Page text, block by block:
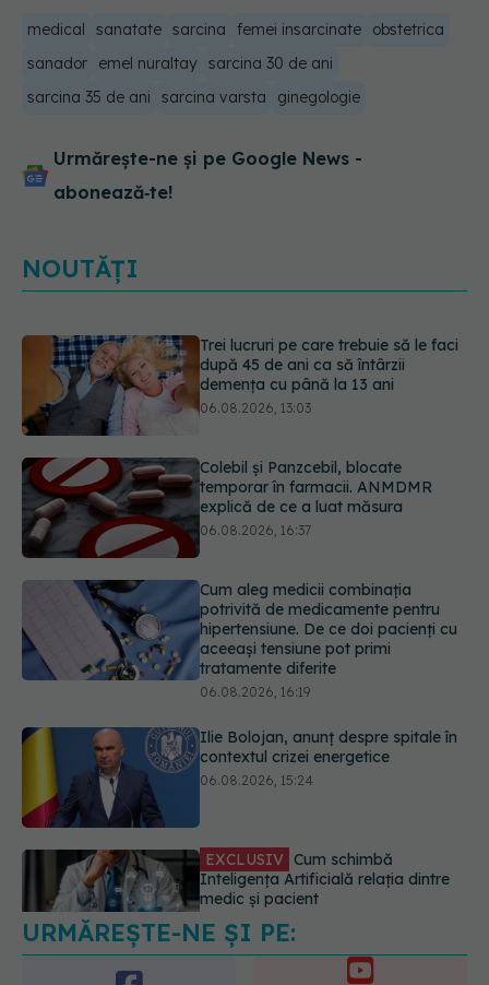
medical sanatate sarcina femei insarcinate
obstetrica
sanador
emel nuraltay sarcina 30 de ani
sarcina 35 de ani
sarcina varsta ginegologie
Urmărește-ne și pe Google News -
abonează‑te!
NOUTĂȚI
Trei lucruri pe care trebuie să le faci
după 45 de ani ca să întârzii
demența cu până la 13 ani
06.08.2026, 13:03
Colebil și Panzcebil, blocate
temporar în farmacii. ANMDMR
explică de ce a luat măsura
06.08.2026, 16:37
Cum aleg medicii combinația
potrivită de medicamente pentru
hipertensiune. De ce doi pacienți cu
aceeași tensiune pot primi
tratamente diferite
06.08.2026, 16:19
Ilie Bolojan, anunț despre spitale în
contextul crizei energetice
06.08.2026, 15:24
EXCLUSIV Cum schimbă
Inteligența Artificială relația dintre
medic și pacient
06.08.2026, 14:34
URMĂREȘTE-NE ȘI PE: